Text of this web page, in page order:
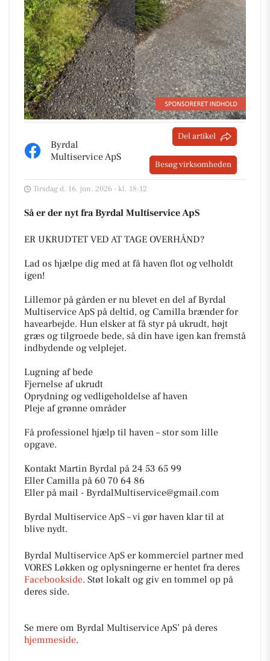
Byrdal
Multiservice ApS
Del artikel
Besøg virksomheden
Tirsdag d. 16. jun. 2026 - kl. 18:12
Så er der nyt fra Byrdal Multiservice ApS
ER UKRUDTET VED AT TAGE OVERHÅND?
Lad os hjælpe dig med at få haven flot og velholdt
igen!
Lillemor på gården er nu blevet en del af Byrdal
Multiservice ApS på deltid, og Camilla brænder for
havearbejde. Hun elsker at få styr på ukrudt, højt
græs og tilgroede bede, så din have igen kan fremstå
indbydende og velplejet.
Lugning af bede
Fjernelse af ukrudt
Oprydning og vedligeholdelse af haven
Pleje af grønne områder
Få professionel hjælp til haven – stor som lille
opgave.
Kontakt Martin Byrdal på 24 53 65 99
Eller Camilla på 60 70 64 86
Eller på mail - ByrdalMultiservice@gmail.com
Byrdal Multiservice ApS – vi gør haven klar til at
blive nydt.
Byrdal Multiservice ApS er kommerciel partner med
VORES Løkken og oplysningerne er hentet fra deres
Facebookside. Støt lokalt og giv en tommel op på
deres side.
Se mere om Byrdal Multiservice ApS’ på deres
hjemmeside.